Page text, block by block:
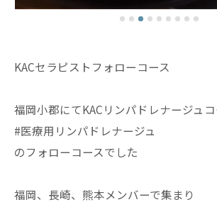
KACセラピストフォローコース
福岡小郡にてKACリンパドレナージュコ
#医療用リンパドレナージュ
のフォローコースでした
福岡、長崎、熊本メンバーで集まり